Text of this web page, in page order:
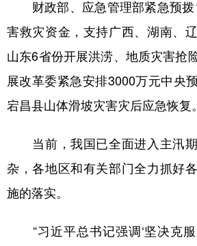
财政部、应急管理部紧急预拨
害救灾资金，支持广西、湖南、
山东6省份开展洪涝、地质灾害抢
展改革委紧急安排3000万元中央
宕昌县山体滑坡灾害灾后应急恢复。
当前，我国已全面进入主汛期
杂，各地区和有关部门全力抓好
施的落实。
“习近平总书记强调‘坚决克服